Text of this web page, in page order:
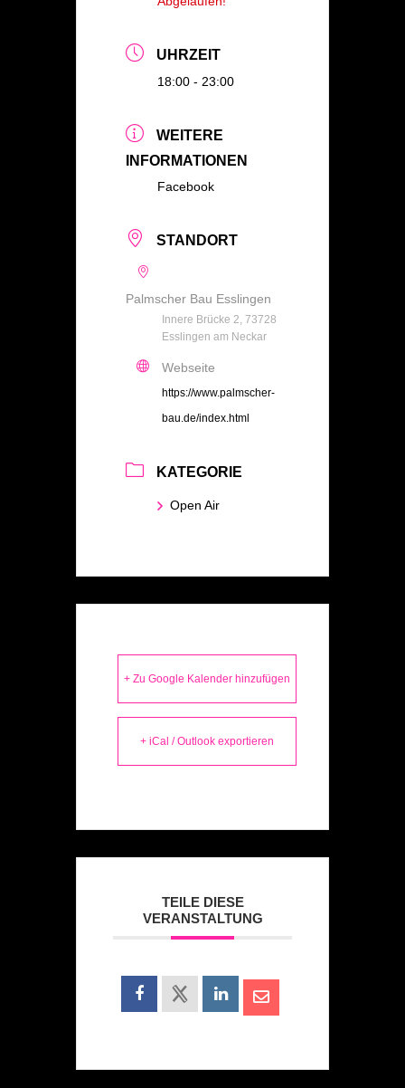
UHRZEIT
18:00 - 23:00
WEITERE
INFORMATIONEN
Facebook
STANDORT
Palmscher Bau Esslingen
Innere Brücke 2, 73728
Esslingen am Neckar
Webseite
https://www.palmscher-
bau.de/index.html
KATEGORIE
Open Air
+ Zu Google Kalender hinzufügen
+ iCal / Outlook exportieren
TEILE DIESE
VERANSTALTUNG